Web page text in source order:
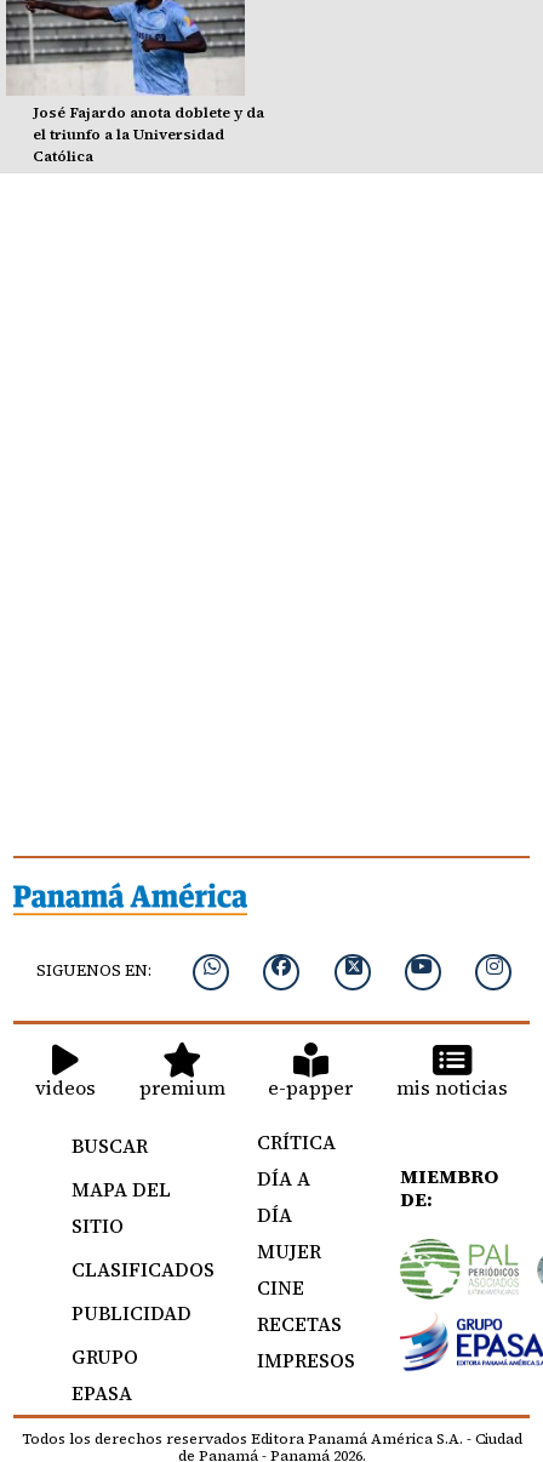
José Fajardo anota doblete y da
el triunfo a la Universidad
Católica
SIGUENOS EN:
videos premium e-papper mis noticias
BUSCAR
MAPA DEL
SITIO
CLASIFICADOS
PUBLICIDAD
GRUPO
EPASA
CRÍTICA
DÍA A
DÍA
MUJER
CINE
RECETAS
IMPRESOS
MIEMBRO
DE:
Todos los derechos reservados Editora Panamá América S.A. - Ciudad
de Panamá - Panamá 2026.